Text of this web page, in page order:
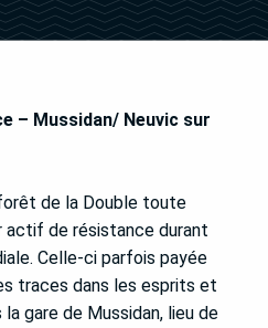
– Mussidan/ Neuvic sur
de la Double toute
de résistance durant
Celle-ci parfois payée
traces dans les esprits et
gare de Mussidan, lieu de